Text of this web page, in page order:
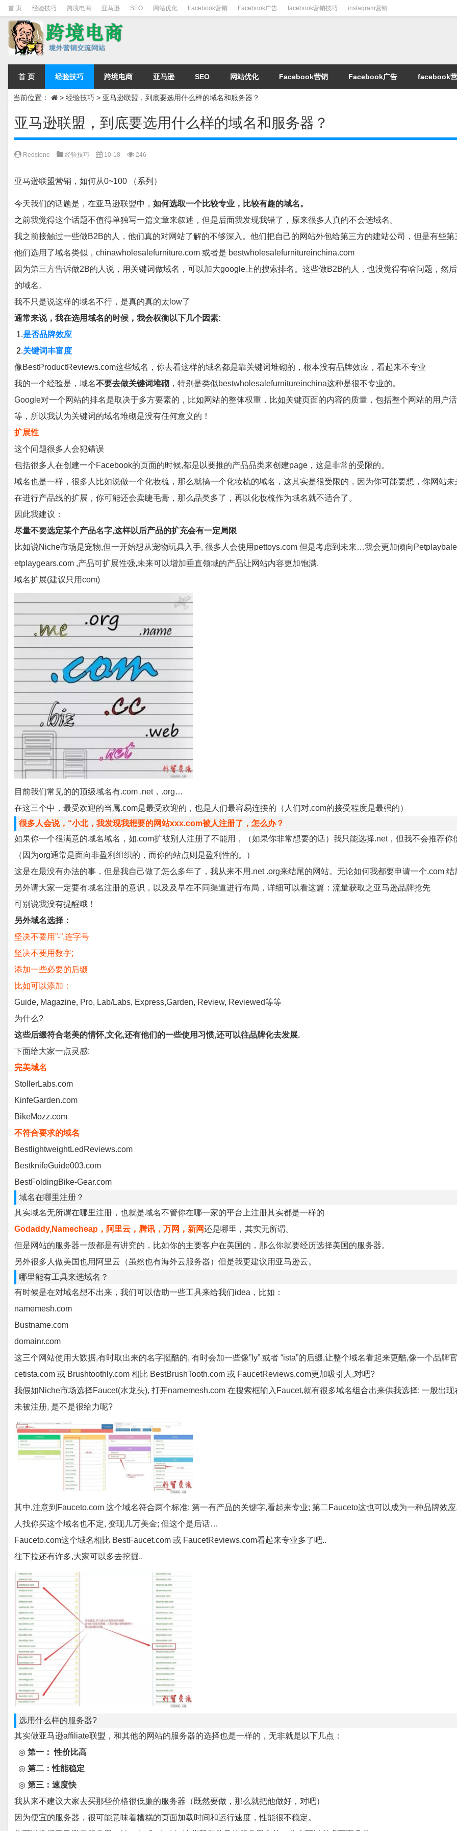
首 页 经验技巧 跨境电商 亚马逊 SEO 网站优化 Facebook营销 Facebook广告 facebook营销技巧 instagram营销
首 页 经验技巧 跨境电商 亚马逊 SEO 网站优化 Facebook营销 Facebook广告 facebook
当前位置： > 经验技巧 > 亚马逊联盟，到底要选用什么样的域名和服务器？
亚马逊联盟，到底要选用什么样的域名和服务器？
Redstone 经验技巧 10-18 246
亚马逊联盟营销，如何从0~100 （系列）
今天我们的话题是，在亚马逊联盟中， 如何选取一个比较专业，比较有趣的域名。
之前我觉得这个话题不值得单独写一篇文章来叙述，但是后面我发现我错了，原来很多人真的不会选域名。
我之前接触过一些做B2B的人，他们真的对网站了解的不够深入。他们把自己的网站外包给第三方的建站公司，但是有些第
他们选用了域名类似，chinawholesalefurniture.com 或者是 bestwholesalefurnitureinchina.com
因为第三方告诉做2B的人说，用关键词做域名，可以加大google上的搜索排名。这些做B2B的人，也没觉得有啥问题，然
的域名。
我不只是说这样的域名不行，是真的真的太low了
通常来说，我在选用域名的时候，我会权衡以下几个因素:
1.是否品牌效应
2.关键词丰富度
像BestProductReviews.com这些域名，你去看这样的域名都是靠关键词堆砌的，根本没有品牌效应，看起来不专业
我的一个经验是，域名不要去做关键词堆砌 ，特别是类似bestwholesalefurnitureinchina这种是很不专业的。
Google对一个网站的排名是取决于多方要素的，比如网站的整体权重，比如关键页面的内容的质量，包括整个网站的用户
等，所以我认为关键词的域名堆砌是没有任何意义的！
扩展性
这个问题很多人会犯错误
包括很多人在创建一个Facebook的页面的时候,都是以要推的产品品类来创建page，这是非常的受限的。
域名也是一样，很多人比如说做一个化妆梳，那么就搞一个化妆梳的域名，这其实是很受限的，因为你可能要想，你网站
在进行产品线的扩展，你可能还会卖睫毛膏，那么品类多了，再以化妆梳作为域名就不适合了。
因此我建议：
尽量不要选定某个产品名字,这样以后产品的扩充会有一定局限
比如说Niche市场是宠物,但一开始想从宠物玩具入手, 很多人会使用pettoys.com 但是考虑到未来…我会更加倾向
etplaygears.com ,产品可扩展性强,未来可以增加垂直领域的产品让网站内容更加饱满.
域名扩展(建议只用com)
目前我们常见的的顶级域名有.com .net，.org…
在这三个中，最受欢迎的当属.com是最受欢迎的，也是人们最容易连接的（人们对.com的接受程度是最强的）
很多人会说，“小北，我发现我想要的网站xxx.com被人注册了，怎么办？
如果你一个很满意的域名域名，如.com扩被别人注册了不能用，（如果你非常想要的话）我只能选择.net，但我不会推荐你
（因为org通常是面向非盈利组织的，而你的站点则是盈利性的。）
这是在最没有办法的事，但是我自己做了怎么多年了，我从来不用.net .org来结尾的网站。无论如何我都要申请一个.com 结
另外请大家一定要有域名注册的意识，以及及早在不同渠道进行布局，详细可以看这篇：流量获取之亚马逊品牌抢先
可别说我没有提醒哦！
另外域名选择：
坚决不要用”-”,连字号
坚决不要用数字;
添加一些必要的后缀
比如可以添加：
Guide, Magazine, Pro, Lab/Labs, Express,Garden, Review, Reviewed等等
为什么?
这些后缀符合老美的情怀,文化,还有他们的一些使用习惯,还可以往品牌化去发展.
下面给大家一点灵感:
完美域名
StollerLabs.com
KinfeGarden.com
BikeMozz.com
不符合要求的域名
BestlightweightLedReviews.com
BestknifeGuide003.com
BestFoldingBike-Gear.com
域名在哪里注册？
其实域名无所谓在哪里注册，也就是域名不管你在哪一家的平台上注册其实都是一样的
Godaddy,Namecheap，阿里云，腾讯，万网，新网还是哪里，其实无所谓。
但是网站的服务器一般都是有讲究的，比如你的主要客户在美国的，那么你就要经历选择美国的服务器。
另外很多人做美国也用阿里云（虽然也有海外云服务器）但是我更建议用亚马逊云。
哪里能有工具来选域名？
有时候是在对域名想不出来，我们可以借助一些工具来给我们idea，比如：
namemesh.com
Bustname.com
domainr.com
这三个网站使用大数据,有时取出来的名字挺酷的, 有时会加一些像”ly” 或者 “ista”的后缀,让整个域名看起来更酷,像一个品牌
cetista.com 或 Brushtoothly.com 相比 BestBrushTooth.com 或 FaucetReviews.com更加吸引人,对吧?
我假如Niche市场选择Faucet(水龙头), 打开namemesh.com 在搜索框输入Faucet,就有很多域名组合出来供我选择; 一般出现
未被注册, 是不是很给力呢?
其中,注意到Fauceto.com 这个域名符合两个标准: 第一有产品的关键字,看起来专业; 第二Fauceto这也可以成为一种品牌效
人找你买这个域名也不定, 变现几万美金; 但这个是后话…
Fauceto.com这个域名相比 BestFaucet.com 或 FaucetReviews.com看起来专业多了吧..
往下拉还有许多,大家可以多去挖掘..
选用什么样的服务器?
其实做亚马逊affiliate联盟，和其他的网站的服务器的选择也是一样的，无非就是以下几点：
◎ 第一： 性价比高
◎ 第二：性能稳定
◎ 第三：速度快
我从来不建议大家去买那些价格很低廉的服务器（既然要做，那么就把他做好，对吧）
因为便宜的服务器，很可能意味着糟糕的页面加载时间和运行速度，性能很不稳定。